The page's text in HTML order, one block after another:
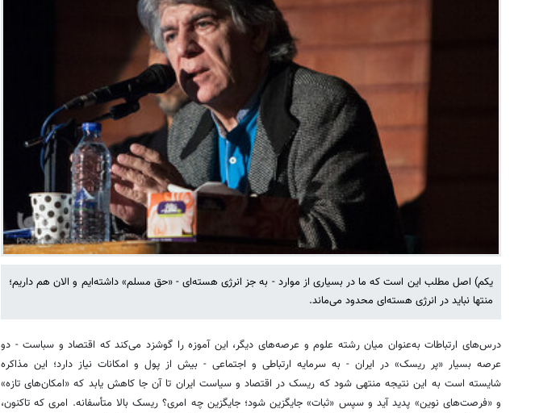
یکم) اصل مطلب این است که ما در بسیاری از موارد - به جز انرژی هسته‌ای - «حق مسلم» داشته‌ایم و الان هم داریم؛
منتها نباید در انرژی هسته‌ای محدود می‌ماند.
درس‌های ارتباطات به‌عنوان میان رشته علوم و عرصه‌های دیگر، این آموزه را گوشزد می‌کند که اقتصاد و سباست - دو
عرصه بسیار «پر ریسک» در ایران - به سرمایه ارتباطی و اجتماعی - بیش از پول و امکانات نیاز دارد؛ این مذاکره
شایسته است به این نتیجه منتهی شود که ریسک در اقتصاد و سیاست ایران تا آن جا کاهش یابد که «امکان‌های تازه»
و «فرصت‌های نوین» پدید آید و سپس «ثبات» جایگزین شود؛ جایگزین چه امری؟ ریسک بالا متأسفانه. امری که تاکنون،